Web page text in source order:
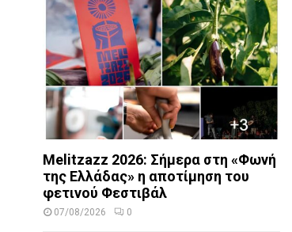
Melitzazz 2026: Σήμερα στη «Φωνή
της Ελλάδας» η αποτίμηση του
φετινού Φεστιβάλ
07/08/2026 0